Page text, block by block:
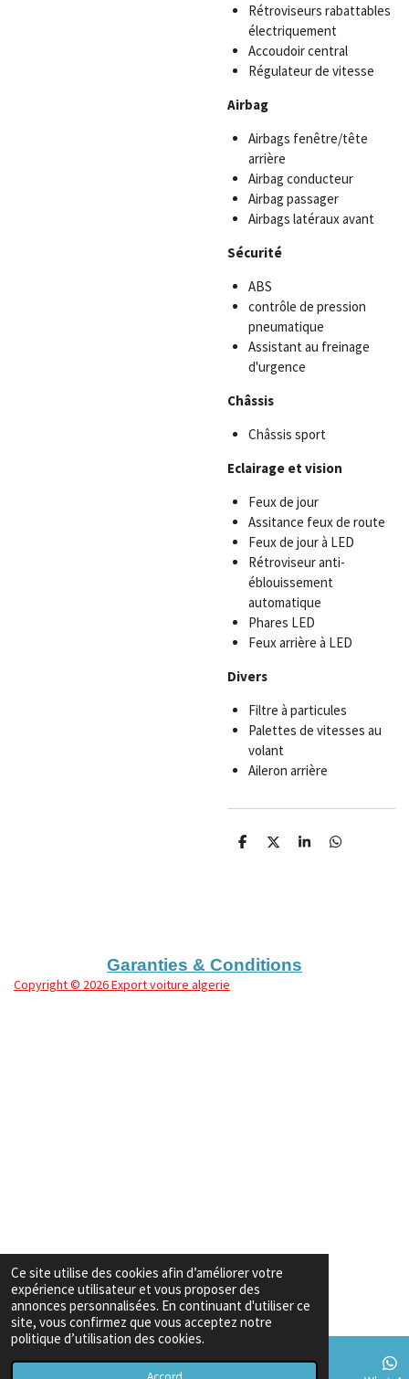
Ce site utilise des cookies afin d’améliorer votre
expérience utilisateur et vous proposer des
annonces personnalisées. En continuant d'utiliser ce
site, vous confirmez que vous acceptez notre
politique d’utilisation des cookies.
Rétroviseurs rabattables
électriquement
Accoudoir central
Régulateur de vitesse
Airbag
Airbags fenêtre/tête
arrière
Airbag conducteur
Airbag passager
Airbags latéraux avant
Sécurité
ABS
contrôle de pression
pneumatique
Assistant au freinage
d'urgence
Châssis
Châssis sport
Eclairage et vision
Feux de jour
Assitance feux de route
Feux de jour à LED
Rétroviseur anti-
éblouissement
automatique
Phares LED
Feux arrière à LED
Divers
Filtre à particules
Palettes de vitesses au
volant
Aileron arrière
P
P
P
P
Garanties & Conditions
Copyright© 2026 Export voiture algerie